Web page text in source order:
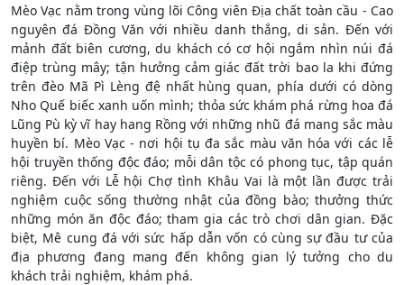
Mèo Vạc nằm trong vùng lõi Công viên Địa chất toàn cầu - Cao
nguyên đá Đồng Văn với nhiều danh thắng, di sản. Đến với
mảnh đất biên cương, du khách có cơ hội ngắm nhìn núi đá
điệp trùng mây; tận hưởng cảm giác đất trời bao la khi đứng
trên đèo Mã Pì Lèng đệ nhất hùng quan, phía dưới có dòng
Nho Quế biếc xanh uốn mình; thỏa sức khám phá rừng hoa đá
Lũng Pù kỳ vĩ hay hang Rồng với những nhũ đá mang sắc màu
huyền bí. Mèo Vạc - nơi hội tụ đa sắc màu văn hóa với các lễ
hội truyền thống độc đáo; mỗi dân tộc có phong tục, tập quán
riêng. Đến với Lễ hội Chợ tình Khâu Vai là một lần được trải
nghiệm cuộc sống thường nhật của đồng bào; thưởng thức
những món ăn độc đáo; tham gia các trò chơi dân gian. Đặc
biệt, Mê cung đá với sức hấp dẫn vốn có cùng sự đầu tư của
địa phương đang mang đến không gian lý tưởng cho du
khách trải nghiệm, khám phá.